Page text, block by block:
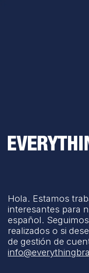
Everything
Hola. Estamos
interesantes para
español.
realizados o si
de gestión de